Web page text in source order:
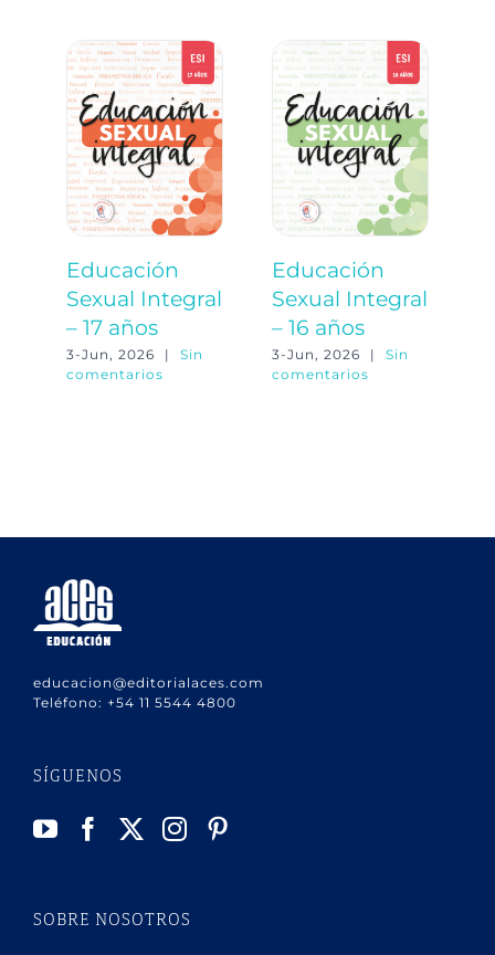
Educación
Sexual Integral
– 17 años
3-Jun, 2026 |
Sin
comentarios
Educación
Sexual Integral
– 16 años
3-Jun, 2026 |
Sin
comentarios
educacion@editorialaces.com
Teléfono: +54 11 5544 4800
SÍGUENOS
SOBRE NOSOTROS